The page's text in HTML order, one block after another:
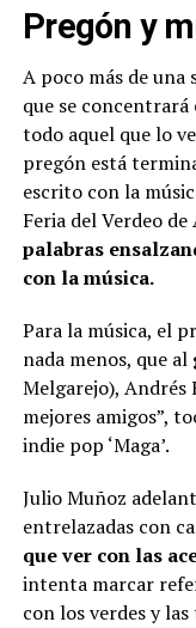
Pregón y
A poco más de
que se concentrará
todo aquel que lo
pregón está
escrito con la
Feria del Verdeo de
palabras
con la música.
Para la música, el
nada menos, que al
Melgarejo), Andrés
mejores amigos”,
indie pop ‘Maga’.
Julio Muñoz
entrelazadas con
que ver con las
intenta marcar
con los verdes y las